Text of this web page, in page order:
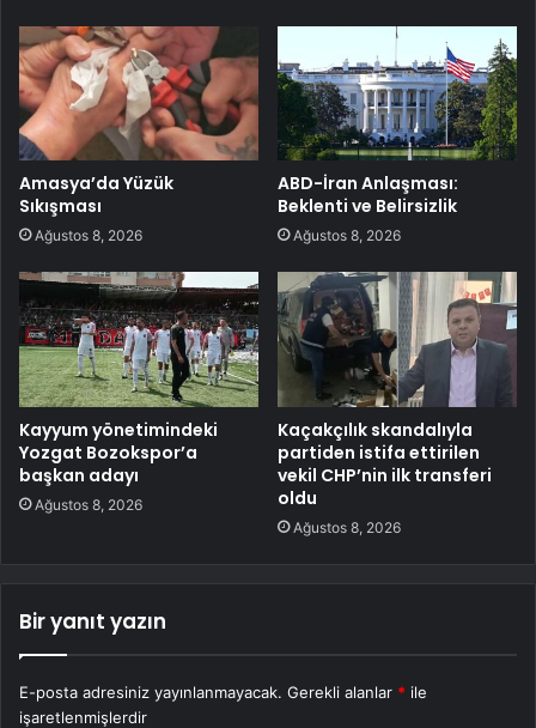
Amasya’da Yüzük
Sıkışması
Ağustos 8, 2026
ABD-İran Anlaşması:
Beklenti ve Belirsizlik
Ağustos 8, 2026
Kayyum yönetimindeki
Yozgat Bozokspor’a
başkan adayı
Ağustos 8, 2026
Kaçakçılık skandalıyla
partiden istifa ettirilen
vekil CHP’nin ilk transferi
oldu
Ağustos 8, 2026
Bir yanıt yazın
E-posta adresiniz yayınlanmayacak. Gerekli alanlar * ile
işaretlenmişlerdir